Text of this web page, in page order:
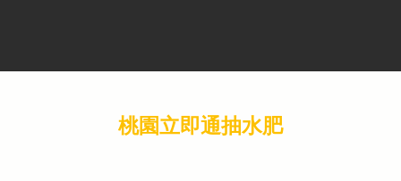
桃園立即通抽水肥